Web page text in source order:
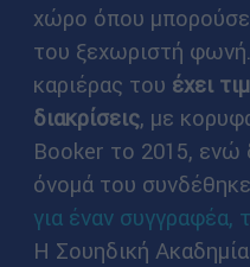
χώρο όπου μπορούσε
του ξεχωριστή
καριέρας του έχει
διακρίσεις, με
Booker το 2015, ενώ
όνομά του συνδέθηκε
για έναν συγγραφέα,
Η Σουηδική